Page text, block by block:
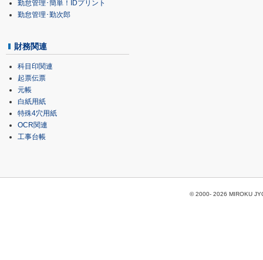
勤怠管理･簡単！IDプリント
勤怠管理･勤次郎
財務関連
科目印関連
起票伝票
元帳
白紙用紙
特殊4穴用紙
OCR関連
工事台帳
© 2000- 2026 MIROKU